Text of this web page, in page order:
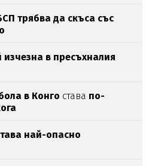
трябва да скъса със
изчезна в пресъхналия
в Конго става по-
най-опасно